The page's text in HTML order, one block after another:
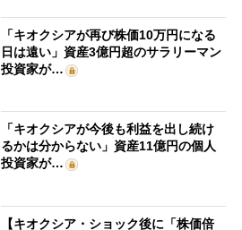
「キオクシアが再び株価10万円になる
日は遠い」資産3億円超のサラリーマン
投資家が…
「キオクシアが今後も利益を出し続け
るかは分からない」資産11億円の個人
投資家が…
【キオクシア・ショック後に「株価倍